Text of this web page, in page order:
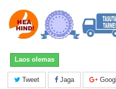
Laos olemas
Tweet Jaga